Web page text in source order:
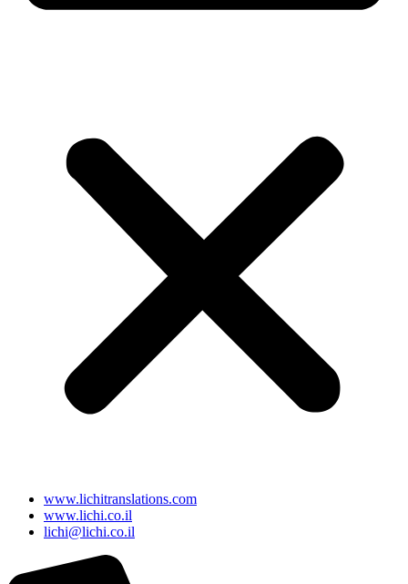
www.lichitranslations.com
www.lichi.co.il
lichi@lichi.co.il